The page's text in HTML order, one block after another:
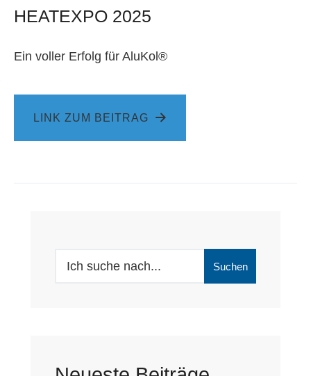
HEATEXPO 2025
Ein voller Erfolg für AluKol®
LINK ZUM BEITRAG
Search
Suchen